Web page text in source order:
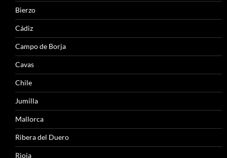
Bierzo
Cádiz
Campo de Borja
Cavas
Chile
Jumilla
Mallorca
Ribera del Duero
Rioja